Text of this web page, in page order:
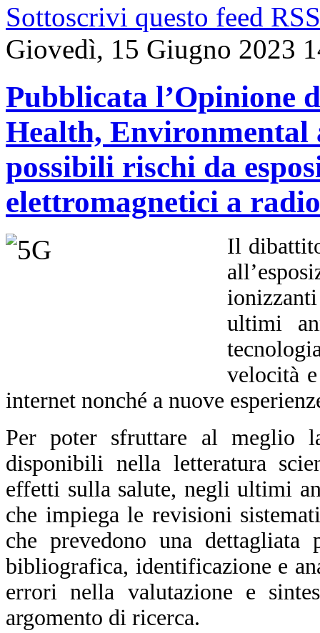
Sottoscrivi questo feed RSS
Giovedì, 15 Giugno 2023
Pubblicata l’Opinione
Health, Environmental
possibili rischi da
elettromagnetici a
Il
ultimi
velocità
internet nonché a nuove
Per poter sfruttare al meglio
disponibili nella letteratura
effetti sulla salute, negli ultimi
che impiega le revisioni
che prevedono una dettagliata
bibliografica, identificazione e
errori nella valutazione e
argomento di ricerca.